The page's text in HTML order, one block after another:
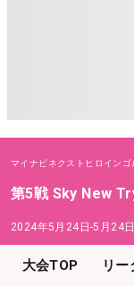
マイナビネクストヒロインゴ
第5戦 Sky New
2024年5月24日-5月24
大会TOP リー